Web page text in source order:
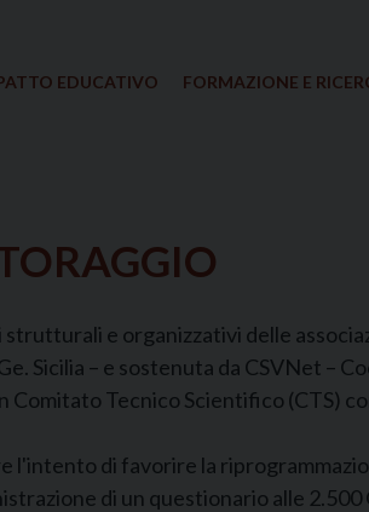
EDUCATIVO FORMAZIONE E
e organizzativi delle
Sicilia – e sostenuta da CSVNet –
Tecnico Scientifico (CTS)
di favorire la
di un questionario alle 2.500